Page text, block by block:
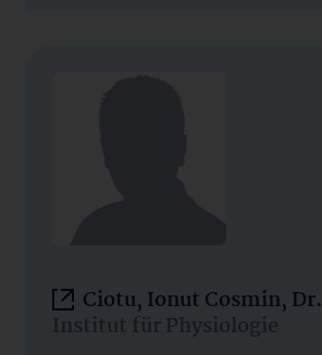
Ciotu, Ionut Cosmin, Dr.
Institut für Physiologie